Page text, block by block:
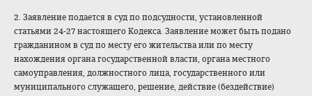
2. Заявление подается в суд по подсудности, установленной
статьями 24-27 настоящего Кодекса. Заявление может быть подано
гражданином в суд по месту его жительства или по месту
нахождения органа государственной власти, органа местного
самоуправления, должностного лица, государственного или
муниципального служащего, решение, действие (бездействие)